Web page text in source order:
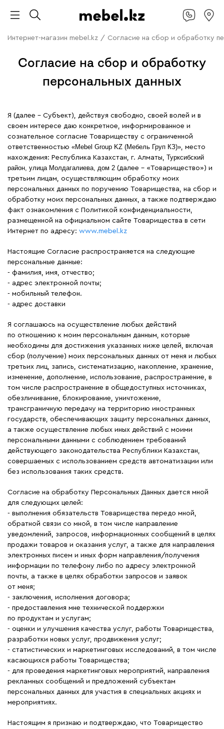
Интернет-магазин mebel.kz / Согласие на сбор и обработку
Согласие на сбор и обработку
персональных данных
Я (далее – Субъект), действуя свободно, своей волей и в
своем интересе даю конкретное, информированное и
сознательное согласие Товариществу с ограниченной
ответственностью «Mebel Group KZ (Мебель Груп КЗ)», место
нахождения: Республика Казахстан, г. Алматы, Турксибский
район, улица Молдагалиева, дом 2 (далее – «Товарищество») и
третьим лицам, осуществляющим обработку моих
персональных данных по поручению Товарищества, на сбор и
обработку моих персональных данных, а также подтверждаю
факт ознакомления с Политикой конфиденциальности,
размещенной на официальном сайте Товарищества в сети
Интернет по адресу: www.mebel.kz
Настоящие Согласие распространяется на следующие
персональные данные:
фамилия, имя, отчество;
адрес электронной почты;
мобильный телефон.
адрес доставки
Я соглашаюсь на осуществление любых действий
по отношению к моим персональным данным, которые
необходимы для достижения указанных ниже целей, включая
сбор (получение) моих персональных данных от меня и любых
третьих лиц, запись, систематизацию, накопление, хранение,
изменение, дополнение, использование, распространение, в
том числе распространение в общедоступных источниках,
обезличивание, блокирование, уничтожение,
трансграничную передачу на территорию иностранных
государств, обеспечивающих защиту персональных данных,
а также осуществление любых иных действий с моими
персональными данными с соблюдением требований
действующего законодательства Республики Казахстан,
совершаемых с использованием средств автоматизации или
без использования таких средств.
Согласие на обработку Персональных Данных дается мной
для следующих целей:
выполнения обязательств Товарищества передо мной,
обратной связи со мной, в том числе направление
уведомлений, запросов, информационных сообщений в целях
продажи товаров и оказания услуг, а также для направления
электронных писем и иных форм направления/получения
информации по телефону либо по адресу электронной
почты, а также в целях обработки запросов и заявок
от меня;
заключения, исполнения договора;
предоставления мне технической поддержки
по продуктам и услугам;
оценки и улучшения качества услуг, работы Товарищества,
разработки новых услуг, продвижения услуг;
статистических и маркетинговых исследований, в том числе
касающихся работы Товарищества;
для проведения маркетинговых мероприятий, направления
рекламных сообщений и предложений субъектам
персональных данных для участия в специальных акциях и
мероприятиях.
Настоящим я признаю и подтверждаю, что Товарищество